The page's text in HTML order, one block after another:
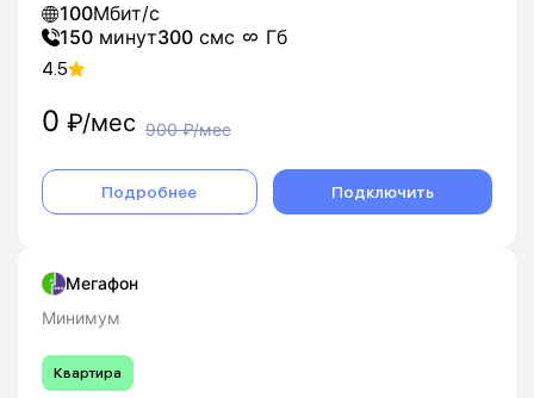
100Мбит/с
150 минут300 смс Гб
4.5
0 ₽/мес 900₽/мес
Подробнее Подключить
Мегафон
Минимум
Квартира